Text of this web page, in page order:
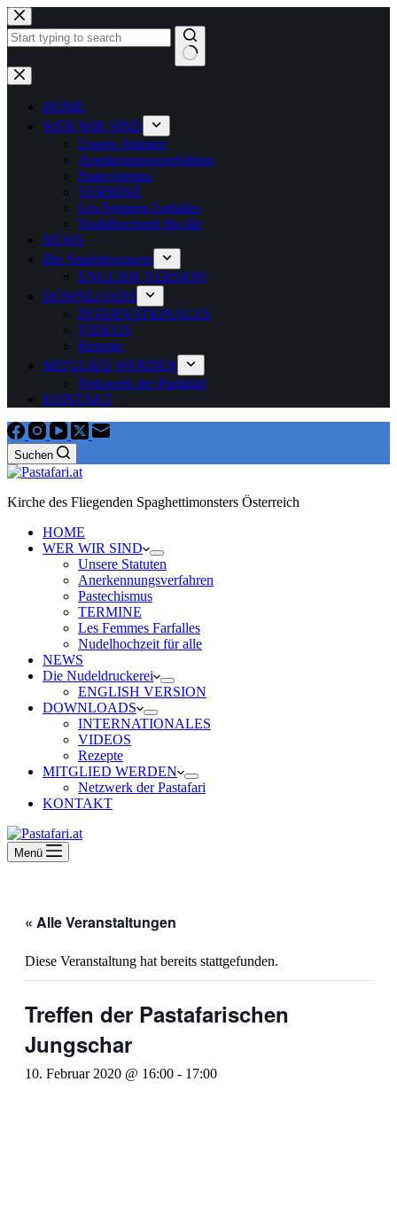
Zum
Inhalt
springen
Keine
Ergebnisse
HOME
WER WIR SIND
Unsere Statuten
Anerkennungsverfahren
Pastechismus
TERMINE
Les Femmes Farfalles
Nudelhochzeit für alle
NEWS
Die Nudeldruckerei
ENGLISH VERSION
DOWNLOADS
INTERNATIONALES
VIDEOS
Rezepte
MITGLIED WERDEN
Netzwerk der Pastafari
KONTAKT
Suchen
Kirche des Fliegenden Spaghettimonsters Österreich
HOME
WER WIR SIND
Unsere Statuten
Anerkennungsverfahren
Pastechismus
TERMINE
Les Femmes Farfalles
Nudelhochzeit für alle
NEWS
Die Nudeldruckerei
ENGLISH VERSION
DOWNLOADS
INTERNATIONALES
VIDEOS
Rezepte
MITGLIED WERDEN
Netzwerk der Pastafari
KONTAKT
Menü
« Alle Veranstaltungen
Diese Veranstaltung hat bereits stattgefunden.
Treffen der Pastafarischen
Jungschar
10. Februar 2020 @ 16:00 - 17:00